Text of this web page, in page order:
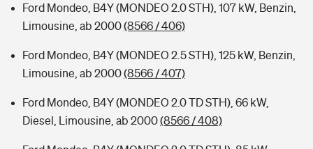
Ford Mondeo, B4Y (MONDEO 2.0 STH), 107 kW, Benzin,
Limousine, ab 2000(8566 / 406)
Ford Mondeo, B4Y (MONDEO 2.5 STH), 125 kW, Benzin,
Limousine, ab 2000(8566 / 407)
Ford Mondeo, B4Y (MONDEO 2.0 TD STH), 66 kW,
Diesel, Limousine, ab 2000(8566 / 408)